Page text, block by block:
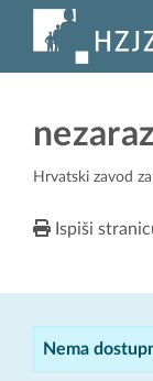
Hrvatski zavod
Ispiši
Nema